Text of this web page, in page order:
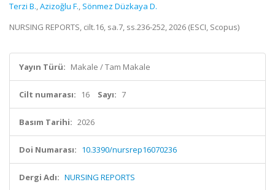
Terzi B.,Azizoğlu F., Sönmez Düzkaya D.
NURSING REPORTS, cilt.16, sa.7, ss.236-252, 2026 (ESCI, Scopus)
Yayın Türü: Makale / Tam Makale
Cilt numarası: 16 Sayı: 7
Basım Tarihi: 2026
Doi Numarası: 10.3390/nursrep16070236
Dergi Adı: NURSING REPORTS